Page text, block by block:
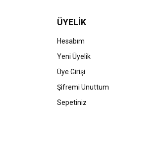
Gönder
ÜYELİK
Hesabım
Yeni Üyelik
Üye Girişi
Şifremi Unuttum
Sepetiniz